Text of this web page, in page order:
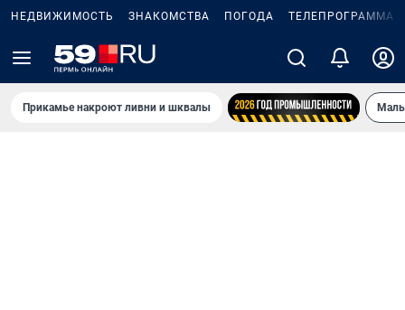
НЕДВИЖИМОСТЬ ЗНАКОМСТВА ПОГОДА ТЕЛЕПРОГРАММА
Прикамье накроют ливни и шквалы